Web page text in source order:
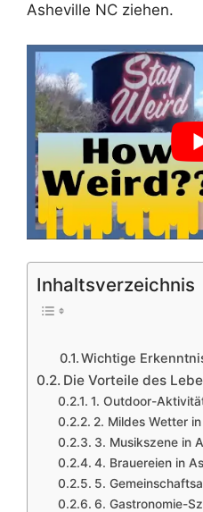
Asheville NC ziehen.
Inhaltsverzeichnis
Wichtige
Die Vorteile des
1. Outdoor-
2. Mildes Wetter
3. Musikszene in
4. Brauereien in
5.
6. Gastronomie-